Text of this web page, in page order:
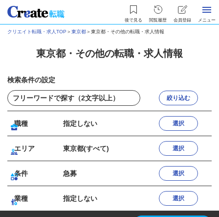
後で見る 閲覧履歴 会員登録 メニュー
クリエイト転職・求人TOP ＞東京都＞東京都・その他の転職・求人情報
東京都・その他の転職・求人情報
検索条件の設定
絞り込む
職種 指定しない 選択
エリア 東京都(すべて) 選択
条件 急募 選択
業種 指定しない 選択